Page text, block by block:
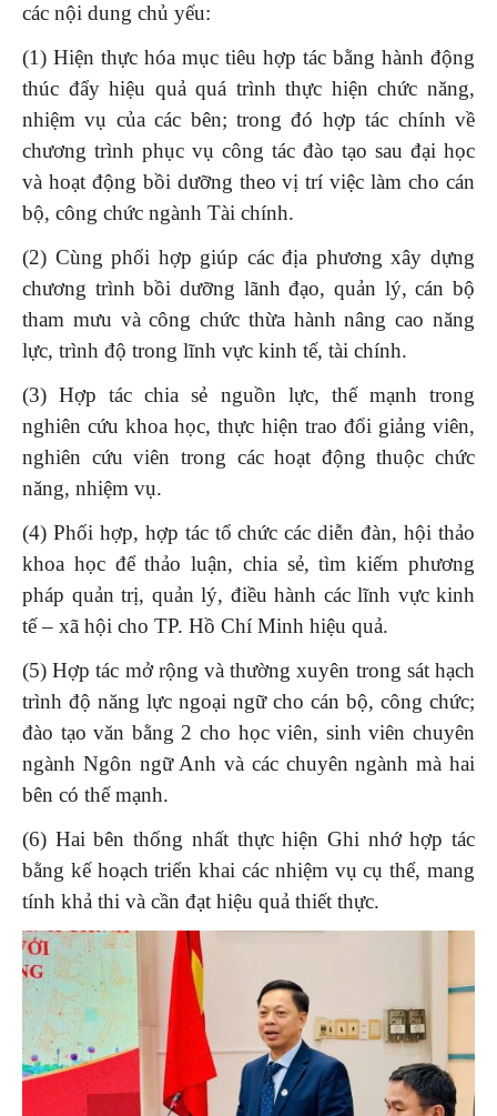
các nội dung chủ yếu:
(1) Hiện thực hóa mục tiêu hợp tác bằng hành động
thúc đẩy hiệu quả quá trình thực hiện chức năng,
nhiệm vụ của các bên; trong đó hợp tác chính về
chương trình phục vụ công tác đào tạo sau đại học
và hoạt động bồi dưỡng theo vị trí việc làm cho cán
bộ, công chức ngành Tài chính.
(2) Cùng phối hợp giúp các địa phương xây dựng
chương trình bồi dưỡng lãnh đạo, quản lý, cán bộ
tham mưu và công chức thừa hành nâng cao năng
lực, trình độ trong lĩnh vực kinh tế, tài chính.
(3) Hợp tác chia sẻ nguồn lực, thế mạnh trong
nghiên cứu khoa học, thực hiện trao đổi giảng viên,
nghiên cứu viên trong các hoạt động thuộc chức
năng, nhiệm vụ.
(4) Phối hợp, hợp tác tổ chức các diễn đàn, hội thảo
khoa học để thảo luận, chia sẻ, tìm kiếm phương
pháp quản trị, quản lý, điều hành các lĩnh vực kinh
tế – xã hội cho TP. Hồ Chí Minh hiệu quả.
(5) Hợp tác mở rộng và thường xuyên trong sát hạch
trình độ năng lực ngoại ngữ cho cán bộ, công chức;
đào tạo văn bằng 2 cho học viên, sinh viên chuyên
ngành Ngôn ngữ Anh và các chuyên ngành mà hai
bên có thế mạnh.
(6) Hai bên thống nhất thực hiện Ghi nhớ hợp tác
bằng kế hoạch triển khai các nhiệm vụ cụ thể, mang
tính khả thi và cần đạt hiệu quả thiết thực.